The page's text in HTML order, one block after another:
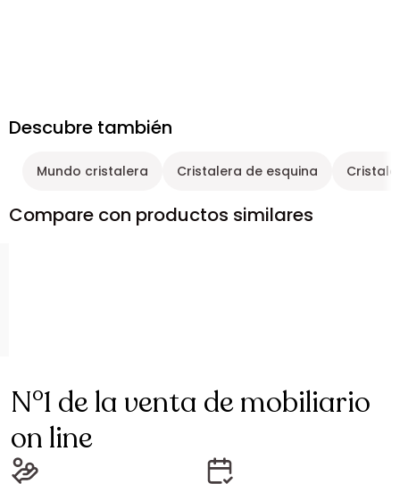
Descubre también
Mundo cristalera Cristalera de esquina
Compare con productos similares
N°1 de la venta de mobiliario
on line